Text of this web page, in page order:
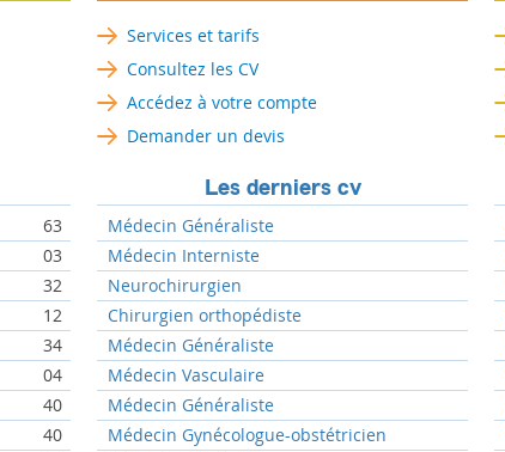
63
03
32
12
34
04
40
40
Services et tarifs
Consultez les CV
Accédez à votre compte
Demander un devis
Les derniers cv
Médecin Généraliste
Médecin Interniste
Neurochirurgien
Chirurgien orthopédiste
Médecin Généraliste
Médecin Vasculaire
Médecin Généraliste
Médecin Gynécologue-obstétricien